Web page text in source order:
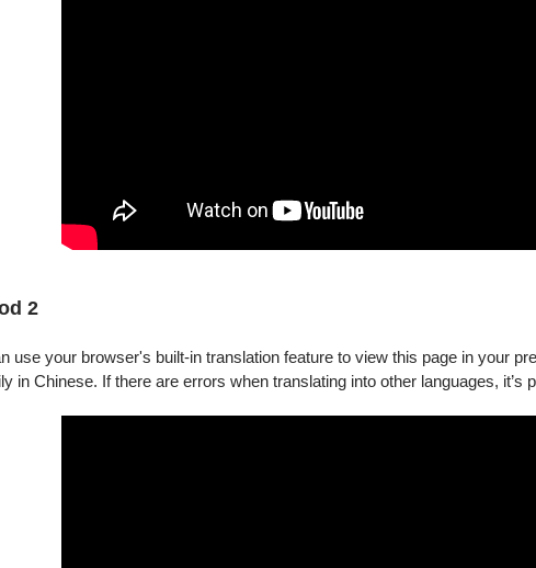
2
use your browser's built-in translation feature to view this page in your
in Chinese. If there are errors when translating into other languages, it’s
先電洽OPENTIX客服中心(02)3393-9888（每日09:00-20:00），或於服
無法受理。
，需退票後重新購買。